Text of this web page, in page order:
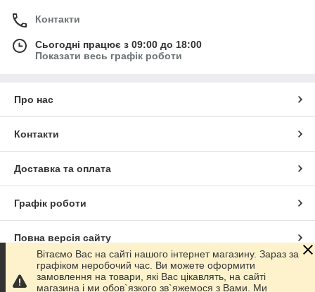
Контакти
Сьогодні працює з 09:00 до 18:00
Показати весь графік роботи
Про нас
Контакти
Доставка та оплата
Графік роботи
Повна версія сайту
Сайт створено на маркетплейсіProm.ua
Вітаємо Вас на сайті нашого інтернет магазину. Зараз за
графіком неробочий час. Ви можете оформити
замовлення на товари, які Вас цікавлять, на сайті
магазина і ми обов`язкого зв`яжемося з Вами. Ми